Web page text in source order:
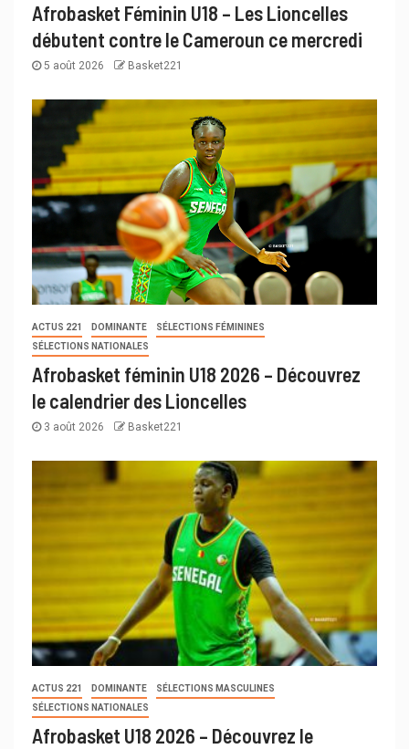
Afrobasket Féminin U18 – Les Lioncelles
débutent contre le Cameroun ce mercredi
5 août 2026 Basket221
ACTUS 221 DOMINANTE
SÉLECTIONS FÉMININES
SÉLECTIONS NATIONALES
Afrobasket féminin U18 2026 – Découvrez
le calendrier des Lioncelles
3 août 2026 Basket221
ACTUS 221 DOMINANTE
SÉLECTIONS MASCULINES
SÉLECTIONS NATIONALES
Afrobasket U18 2026 – Découvrez le